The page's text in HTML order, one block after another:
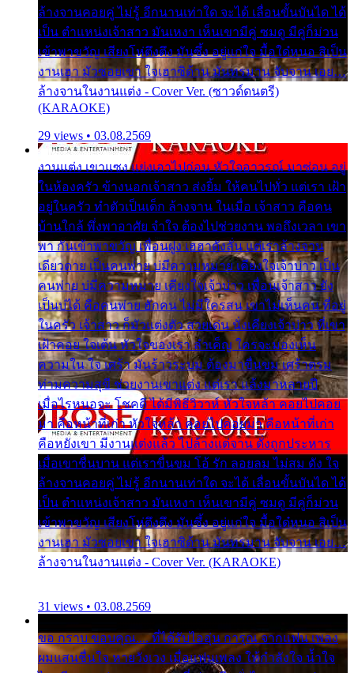
ล้างจานคอยคู่ ไม่รู้ อีกนานเท่าใด จะได้ เลื่อนขั้นบันได ได้
เป็น ตำแหน่งเจ้าสาว มันเหงา เห็นเขามีคู่ ซมดู มีคู่ก็ม่วน
เข้าพาขวัญ เสียงโห่ตึงตึง มันซึ้ง อยู่แก่ใจ มื้อใด๋หนอ สิเป็น
งานเฮา มัวซอยเขา ใจเฮาซิด้าน มันทรมาน จับจาน เอย…
ล้างจานในงานแต่ง - Cover Ver. (ซาวด์ดนตรี)
(KARAOKE)
29 views • 03.08.2569
งานแต่ง เขาแซง แย่งเอาไปก่อน หัวใจอาวรณ์ มาซ่อน อยู่
ในห้องครัว ข้างนอกเจ้าสาว ส่งยิ้ม ให้คนไปทั่ว แต่เรา เฝ้า
อยู่ในครัว ทำตัวเป็นเด็ก ล้างจาน ในเมื่อ เจ้าสาว คือคน
บ้านใกล้ พึ่งพาอาศัย จำใจ ต้องไปช่วยงาน พอถึงเวลา เขา
พา กันเข้าพาขวัญ เพื่อนฝูง เฮฮาดังลั่น แต่เราล้างจาน
เดียวดาย เป็นคนพ่าย บ่มีความหมาย เคียงใจเจ้าบ่าว เป็น
คนพ่าย บ่มีความหมาย เคียงใจเจ้าบ่าว เพื่อนเจ้าสาว ยัง
เป็นบ่ได้ คือคนพ่าย ฮักคน ไม่มีใครสน เขาไม่เห็นคน ที่อยู่
ในครัว เจ้าสาว ก็มัวแต่งตัว สวยเด่น นั่งเคียงเจ้าบ่าว ที่เขา
เฝ้าคอย ใจเต้น หัวใจของเรา ลำเค็ญ ใครจะมองเห็น
ความใน ใจ เศร้า มันร้าวระบม ต้องมาขื่นขม เศร้าตรม
ท่ามความสุขี ช่วยงานเขาแต่ง แต่เรา แล้งมาหลายปี
เมื่อไรหนอจะ โชคดี ได้มีพิธีวิวาห์ หัวใจหล้า คอยไปคอย
มา คือหน้าที่เก่า หัวใจหล้า คอยไปคอยมา คือหน้าที่เก่า
คือหยังเขา มีงานแต่งแล้ว ไปล้างแต่จาน ดั่งถูกประหาร
เมื่อเขาชื่นบาน แต่เราขื่นขม โอ้ รัก ลอยลม ไม่สม ดัง ใจ
ล้างจานคอยคู่ ไม่รู้ อีกนานเท่าใด จะได้ เลื่อนขั้นบันได ได้
เป็น ตำแหน่งเจ้าสาว มันเหงา เห็นเขามีคู่ ซมดู มีคู่ก็ม่วน
เข้าพาขวัญ เสียงโห่ตึงตึง มันซึ้ง อยู่แก่ใจ มื้อใด๋หนอ สิเป็น
งานเฮา มัวซอยเขา ใจเฮาซิด้าน มันทรมาน จับจาน เอย…
ล้างจานในงานแต่ง - Cover Ver. (KARAOKE)
31 views • 03.08.2569
ขอ กราบ ขอบคุณ.... ที่ได้รับไออุ่น การุณ จากแฟน เพลง
ผมแสนชื่นใจ หายวังเวง เมื่อแฟนเพลง ให้กำลังใจ น้ำใจ